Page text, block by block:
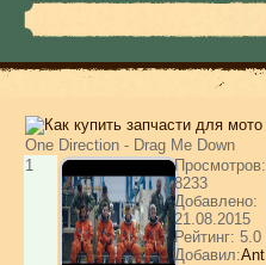
One Direction - Drag Me Down
1
Просмотров:
8233
Добавлено:
21.08.2015
Рейтинг: 5.0
Добавил:Ant